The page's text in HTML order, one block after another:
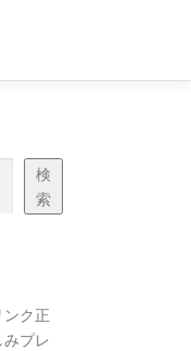
検
索
ク正
プレ